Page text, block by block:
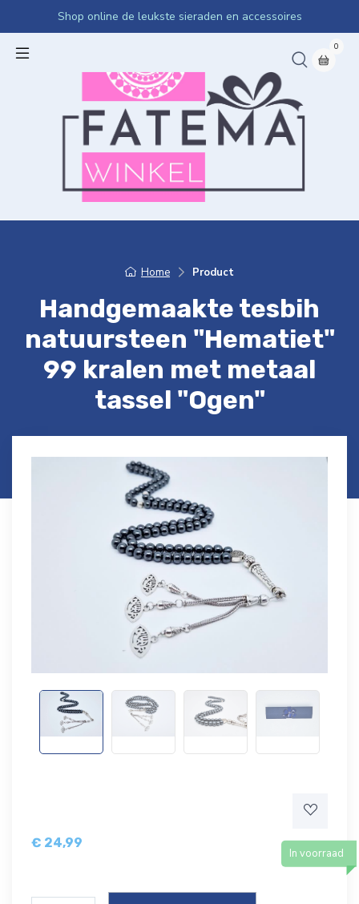
Shop online de leukste sieraden en accessoires
0
Home Product
Handgemaakte tesbih
natuursteen "Hematiet"
99 kralen met metaal
tassel "Ogen"
€ 24,99
In voorraad